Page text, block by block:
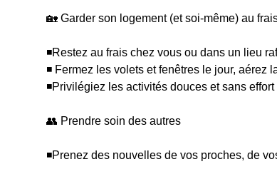
🏡 Garder son logement (et soi-même) au
◾Restez au frais chez vous ou dans un lieu
◾ Fermez les volets et fenêtres le jour,
◾Privilégiez les activités douces et sans
👥 Prendre soin des autres
◾Prenez des nouvelles de vos proches, de